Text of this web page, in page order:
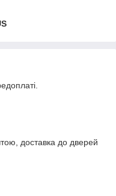
доставка до дверей